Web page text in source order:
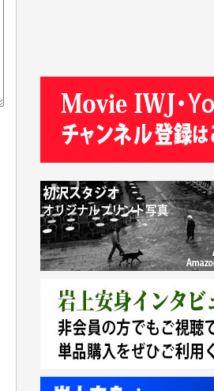
ASAKO TAKAESU 様
マシオン恵美香 様
平野智生 様
徳山匡 様
金 盛起 様
塩川 晃平 様
松本益美 様
井出 隆太 様
及川昭男 様
岩井祐子 様
藤田英之 様
藤岡比左志 様
井出 隆太 様
小池説夫 様